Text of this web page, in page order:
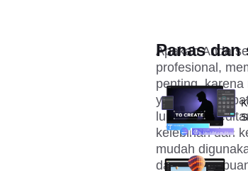
Apakah Anda
profesional,
penting,
yang tidak
lunak
kelebihan dan
mudah
dan
Panas dan